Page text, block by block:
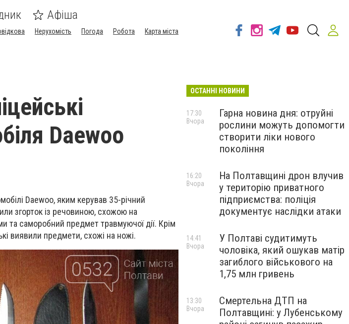
Афіша
Нерухомість Погода Робота
Карта міста
Daewoo
Daewoo, яким керував 35-річний
згорток із речовиною, схожою на
та саморобний предмет травмуючої дії. Крім
виявили предмети, схожі на ножі.
ОСТАННІ НОВИНИ
Гарна новина дня: отруйні
рослини можуть допомогти
створити ліки нового
покоління
17:30
Вчора
На Полтавщині дрон влучив
у територію приватного
підприємства: поліція
документує наслідки атаки
16:20
Вчора
У Полтаві судитимуть
чоловіка, який ошукав матір
загиблого військового на
1,75 млн гривень
14:41
Вчора
Смертельна ДТП на
Полтавщині: у Лубенському
13:30
Вчора